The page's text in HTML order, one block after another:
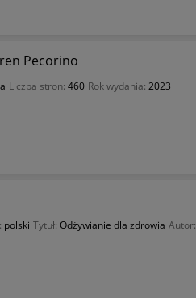
Pecorino
Liczba stron: 460 Rok wydania: 2023
polski Tytuł: Odżywianie dla zdrowia Autor: